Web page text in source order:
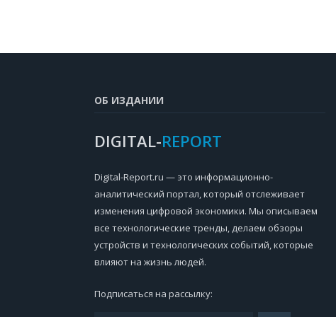
ОБ ИЗДАНИИ
DIGITAL-REPORT
Digital-Report.ru — это информационно-
аналитический портал, который отслеживает
изменения цифровой экономики. Мы описываем
все технологические тренды, делаем обзоры
устройств и технологических событий, которые
влияют на жизнь людей.
Подписаться на рассылку: